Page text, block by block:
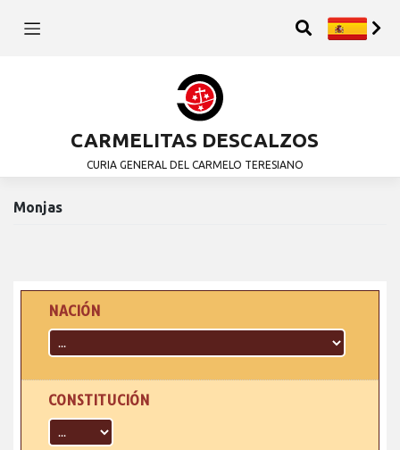
CARMELITAS DESCALZOS
CURIA GENERAL DEL CARMELO TERESIANO
Monjas